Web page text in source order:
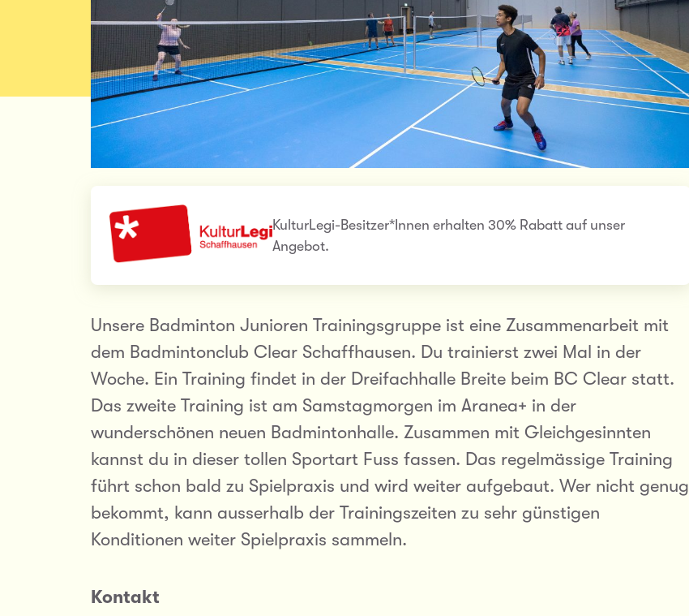
KulturLegi-Besitzer*Innen erhalten 30% Rabatt auf unser
Angebot.
Unsere Badminton Junioren Trainingsgruppe ist eine Zusammenarbeit mit
dem Badmintonclub Clear Schaffhausen. Du trainierst zwei Mal in der
Woche. Ein Training findet in der Dreifachhalle Breite beim BC Clear statt.
Das zweite Training ist am Samstagmorgen im Aranea+ in der
wunderschönen neuen Badmintonhalle. Zusammen mit Gleichgesinnten
kannst du in dieser tollen Sportart Fuss fassen. Das regelmässige Training
führt schon bald zu Spielpraxis und wird weiter aufgebaut. Wer nicht genug
bekommt, kann ausserhalb der Trainingszeiten zu sehr günstigen
Konditionen weiter Spielpraxis sammeln.
Kontakt